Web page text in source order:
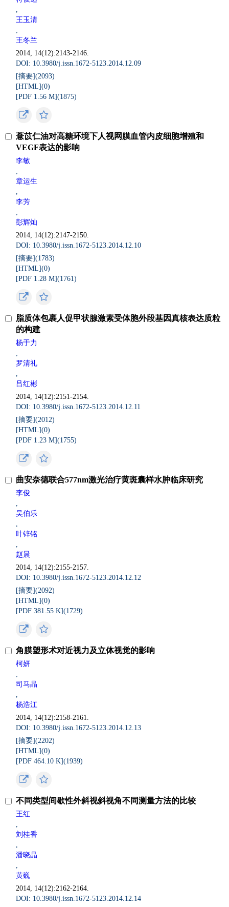
,
王玉清
,
王冬兰
2014, 14(12):2143-2146.
DOI: 10.3980/j.issn.1672-5123.2014.12.09
[摘要](2093)
[HTML](0)
[PDF 1.56 M](1875)
薏苡仁油对高糖环境下人视网膜血管内皮细胞增殖和
VEGF表达的影响
李敏
,
章运生
,
李芳
,
彭辉灿
2014, 14(12):2147-2150.
DOI: 10.3980/j.issn.1672-5123.2014.12.10
[摘要](1783)
[HTML](0)
[PDF 1.28 M](1761)
脂质体包裹人促甲状腺激素受体胞外段基因真核表达质粒
的构建
杨于力
,
罗清礼
,
吕红彬
2014, 14(12):2151-2154.
DOI: 10.3980/j.issn.1672-5123.2014.12.11
[摘要](2012)
[HTML](0)
[PDF 1.23 M](1755)
曲安奈德联合577nm激光治疗黄斑囊样水肿临床研究
李俊
,
吴伯乐
,
叶锌铭
,
赵晨
2014, 14(12):2155-2157.
DOI: 10.3980/j.issn.1672-5123.2014.12.12
[摘要](2092)
[HTML](0)
[PDF 381.55 K](1729)
角膜塑形术对近视力及立体视觉的影响
柯妍
,
司马晶
,
杨浩江
2014, 14(12):2158-2161.
DOI: 10.3980/j.issn.1672-5123.2014.12.13
[摘要](2202)
[HTML](0)
[PDF 464.10 K](1939)
不同类型间歇性外斜视斜视角不同测量方法的比较
王红
,
刘桂香
,
潘晓晶
,
黄巍
2014, 14(12):2162-2164.
DOI: 10.3980/j.issn.1672-5123.2014.12.14